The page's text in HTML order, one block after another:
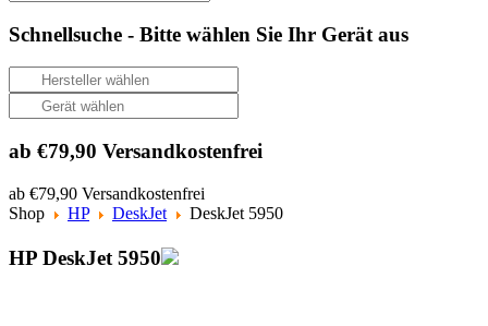
Schnellsuche - Bitte wählen Sie Ihr Gerät aus
ab €79,90 Versandkostenfrei
ab €79,90 Versandkostenfrei
Shop
HP DeskJet DeskJet 5950
HP DeskJet 5950